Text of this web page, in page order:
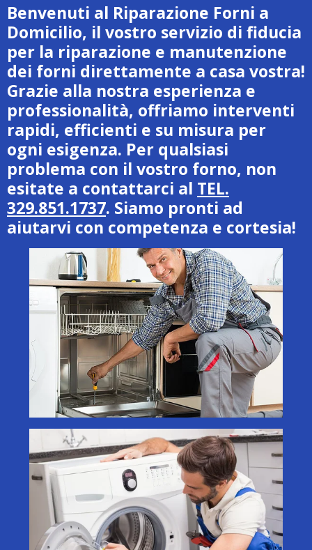
Benvenuti al Riparazione Forni a
Domicilio, il vostro servizio di fiducia
per la riparazione e manutenzione
dei forni direttamente a casa vostra!
Grazie alla nostra esperienza e
professionalità, offriamo interventi
rapidi, efficienti e su misura per
ogni esigenza. Per qualsiasi
problema con il vostro forno, non
esitate a contattarci al TEL.
329.851.1737. Siamo pronti ad
aiutarvi con competenza e cortesia!